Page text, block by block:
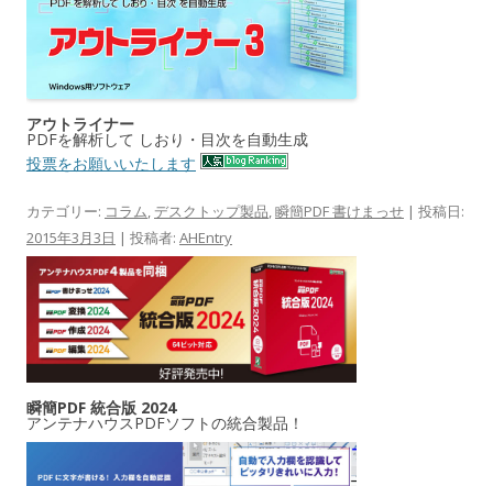
アウトライナー
PDFを解析して しおり・目次を自動生成
投票をお願いいたします
カテゴリー: コラム, デスクトップ製品,瞬簡PDF 書けまっせ | 投稿日:
2015年3月3日 | 投稿者: AHEntry
瞬簡PDF 統合版 2024
アンテナハウスPDFソフトの統合製品！